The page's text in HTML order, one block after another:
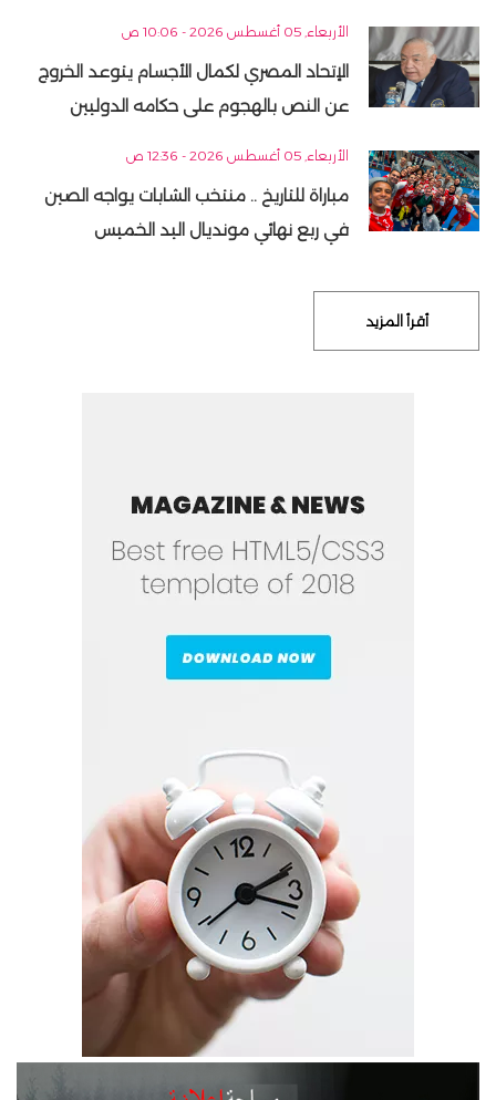
الأربعاء, 05 أغسطس 2026 - 10:06 ص
الإتحاد المصري لكمال الأجسام يتوعد الخروج
عن النص بالهجوم على حكامه الدوليين
الأربعاء, 05 أغسطس 2026 - 12:36 ص
مباراة للتاريخ .. منتخب الشابات يواجه الصين
في ربع نهائي مونديال اليد الخميس
أقرأ المزيد